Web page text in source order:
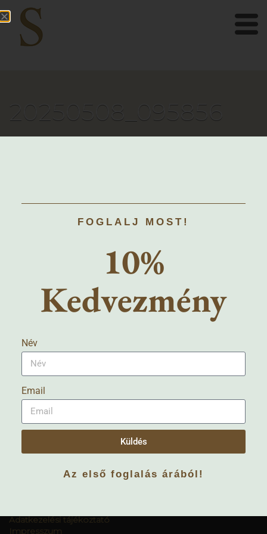
20250508_095856
Általános szerződési feltételek
Adatkezelési tájékoztató
Impresszum
FOGLALJ MOST!
10%
Kedvezmény
Név
Email
Küldés
Az első foglalás árából!